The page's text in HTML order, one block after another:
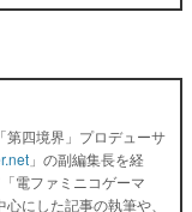
第四境界」プロデューサ
」の副編集長を経
電ファミニコゲーマ
にした記事の執筆や、